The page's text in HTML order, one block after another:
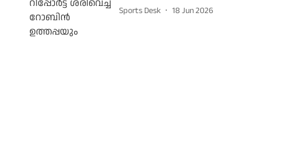
Sports Desk 18 Jun 2026